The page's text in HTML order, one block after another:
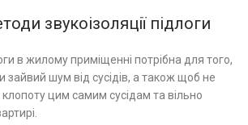
звукоізоляції підлоги
в жилому приміщенні потрібна для того,
зайвий шум від сусідів, а також щоб не
цим самим сусідам та вільно